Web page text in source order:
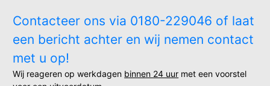
Contacteer ons via 0180-229046 of laat
een bericht achter en wij nemen contact
met u op!
Wij reageren op werkdagen binnen 24 uur met een voorstel